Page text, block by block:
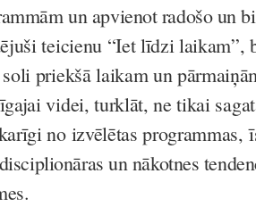
un apvienot radošo un
teicienu “Iet līdzi laikam”,
priekšā laikam un
videi, turklāt, ne tikai
no izvēlētas programmas,
un nākotnes